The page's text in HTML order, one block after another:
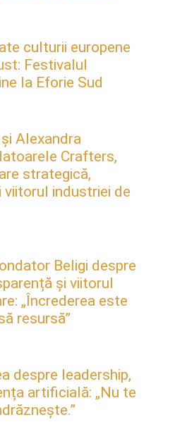
culturii europene
Festivalul
la Eforie Sud
Alexandra
Crafters,
strategică,
industriei de
Beligi despre
și viitorul
„Încrederea este
resursă”
despre leadership,
artificială: „Nu te